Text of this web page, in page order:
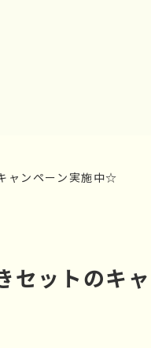
ャンペーン実施中☆
ットのキ